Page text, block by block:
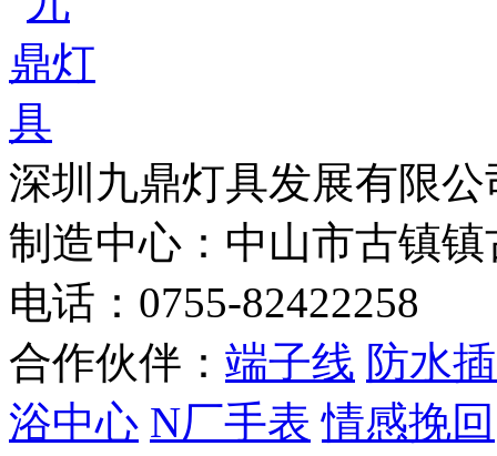
深圳九鼎灯具发展有
制造中心：中山市古镇
电话：0755-
合作伙伴： 端子线 防水
浴中心 N厂手表 情感挽回